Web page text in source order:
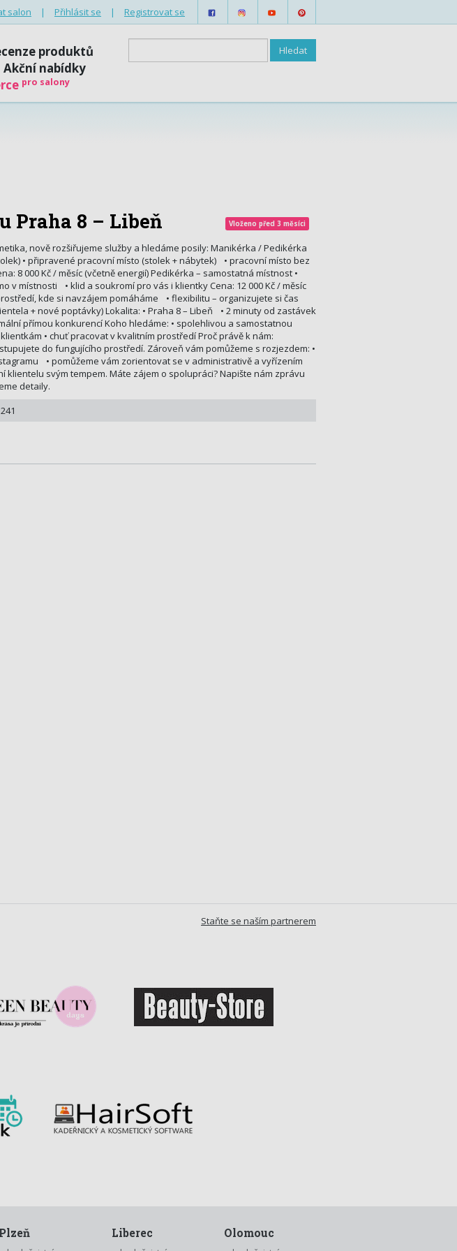
salon | Přihlásit se | Registrovat se
produktů
Akční nabídky
pro salony
Praha 8 – Libeň Vloženo před 3 měsíci
nově rozšiřujeme služby a hledáme posily: Manikérka / Pedikérka
• připravené pracovní místo (stolek + nábytek) • pracovní místo bez
8 000 Kč / měsíc (včetně energií) Pedikérka – samostatná místnost •
místnosti • klid a soukromí pro vás i klientky Cena: 12 000 Kč / měsíc
kde si navzájem pomáháme • flexibilitu – organizujete si čas
+ nové poptávky) Lokalita: • Praha 8 – Libeň • 2 minuty od zastávek
přímou konkurencí Koho hledáme: • spolehlivou a samostatnou
• chuť pracovat v kvalitním prostředí Proč právě k nám:
do fungujícího prostředí. Zároveň vám pomůžeme s rozjezdem: •
• pomůžeme vám zorientovat se v administrativě a vyřízením
svým tempem. Máte zájem o spolupráci? Napište nám zprávu
detaily.
Staňte se naším partnerem
Plzeň Liberec Olomouc